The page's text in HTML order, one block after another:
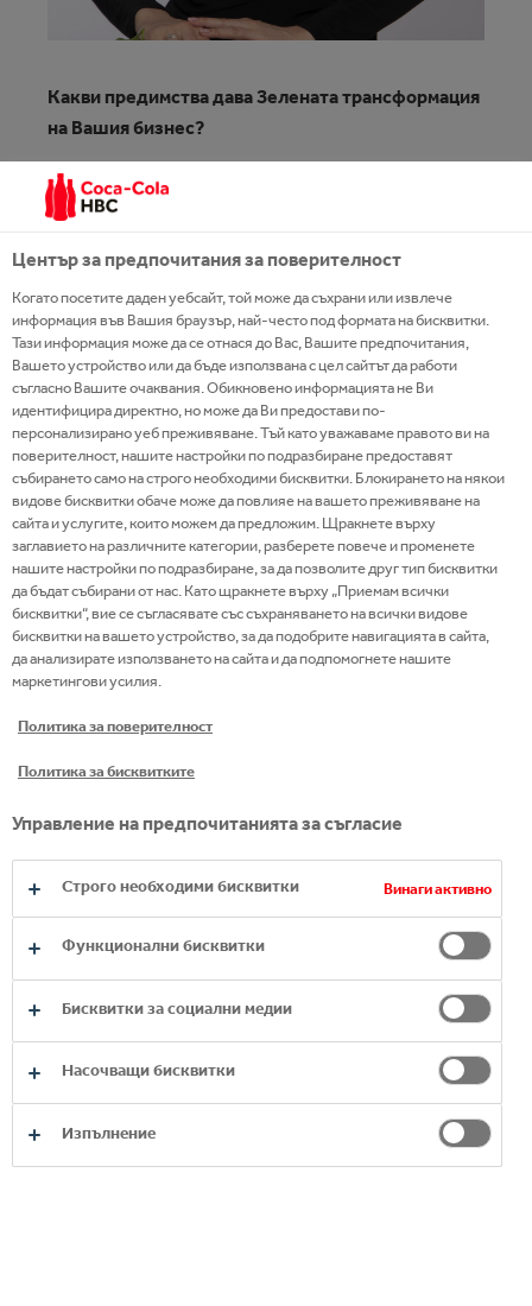
Какви предимства дава Зелената трансформация
на Вашия бизнес?
Зеленият път, по който вървим, носи значителни
предимства не само за нашия бизнес и за
Свидетели сме на икономически, военни,
финансови и социални сътресения, но ние
успяхме да се адаптираме успешно и да
надградим инвестициите си в иновации и
технологии, които осигуряват енергийна
ефективност, намаляват потреблението на
ресурси и ни помагат да постигнем
дългосрочните си устойчиви цели. Така не само
подобряваме нашата конкурентоспособност, но и
създаваме един по-добър свят за тези след нас.
Всички наши усилия ни помагат да останем верни
на ценностите ни и да покажем, че качеството на
това, което правим, и начинът, по който го правим,
Разбира се, когато промяната е не само на думи, а
изпълним предсрочно част от заложените си до
2025 г. цели, като това да намалим преките
въглеродни емисии с 30% спрямо 2010 г., докато в
световен мащаб за този период емисиите са се
увеличили с 12,4%.
През 2023 г. постигнахме значителен напредък -
работят със 100% зелена електроенергия.
преминавайки към възобновяеми енергийни
източници и нисковъглеродни алтернативи.
Център за предпочитания за поверителност
Когато посетите даден уебсайт, той може да съхрани или извлече
информация във Вашия браузър, най-често под формата на бисквитки.
Тази информация може да се отнася до Вас, Вашите предпочитания,
Вашето устройство или да бъде използвана с цел сайтът да работи
съгласно Вашите очаквания. Обикновено информацията не Ви
идентифицира директно, но може да Ви предостави по-
персонализирано уеб преживяване. Тъй като уважаваме правото ви на
поверителност, нашите настройки по подразбиране предоставят
събирането само на строго необходими бисквитки. Блокирането на някои
видове бисквитки обаче може да повлияе на вашето преживяване на
сайта и услугите, които можем да предложим. Щракнете върху
заглавието на различните категории, разберете повече и променете
нашите настройки по подразбиране, за да позволите друг тип бисквитки
да бъдат събирани от нас. Като щракнете върху „Приемам всички
бисквитки“, вие се съгласявате със съхраняването на всички видове
бисквитки на вашето устройство, за да подобрите навигацията в сайта,
да анализирате използването на сайта и да подпомогнете нашите
маркетингови усилия.
Политика за поверителност
Политика за бисквитките
Управление на предпочитанията за съгласие
Строго необходими бисквитки Винаги активно
Функционални бисквитки
Бисквитки за социални медии
Насочващи бисквитки
Изпълнение